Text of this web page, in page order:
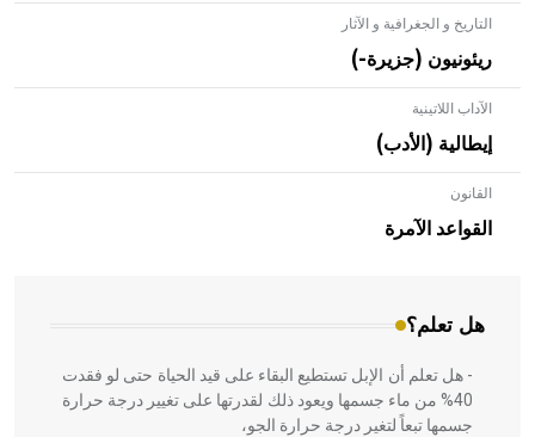
التاريخ و الجغرافية و الآثار
ريئونيون (جزيرة-)
الآداب اللاتينية
إيطالية (الأدب)
القانون
القواعد الآمرة
هل تعلم؟
- هل تعلم أن الأبلق نوع من الفنون الهندسية التي ارتبطت
بالعمارة الإسلامية في بلاد الشام ومصر خاصة، حيث يحرص
المعمار على بناء مداميكه وخاصة في الواجهات
- هل تعلم أن الإبل تستطيع البقاء على قيد الحياة حتى لو فقدت
40% من ماء جسمها ويعود ذلك لقدرتها على تغيير درجة حرارة
جسمها تبعاً لتغير درجة حرارة الجو،